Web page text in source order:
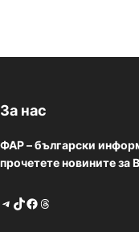
За нас
ФАР – български
прочетете новините за
Telegram TikTok Facebook Threads